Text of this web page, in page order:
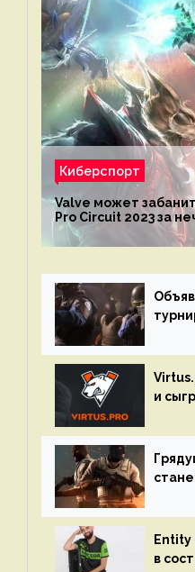
Киберспорт
Valve может
Pro Circuit 2023 за
и
Entity
в